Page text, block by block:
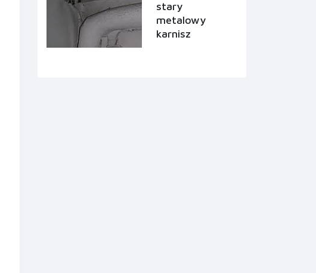
stary
metalowy
karnisz